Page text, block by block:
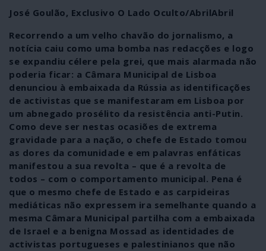
José Goulão, Exclusivo O Lado Oculto/AbrilAbril
Recorrendo a um velho chavão do jornalismo, a
notícia caiu como uma bomba nas redacções e logo
se expandiu célere pela grei, que mais alarmada não
poderia ficar: a Câmara Municipal de Lisboa
denunciou à embaixada da Rússia as identificações
de activistas que se manifestaram em Lisboa por
um abnegado prosélito da resistência anti-Putin.
Como deve ser nestas ocasiões de extrema
gravidade para a nação, o chefe de Estado tomou
as dores da comunidade e em palavras enfáticas
manifestou a sua revolta – que é a revolta de
todos – com o comportamento municipal. Pena é
que o mesmo chefe de Estado e as carpideiras
mediáticas não expressem ira semelhante quando a
mesma Câmara Municipal partilha com a embaixada
de Israel e a benigna Mossad as identidades de
activistas portugueses e palestinianos que não